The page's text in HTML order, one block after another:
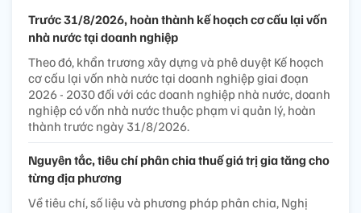
Trước 31/8/2026, hoàn thành kế hoạch cơ cấu lại vốn
nhà nước tại doanh nghiệp
Theo đó, khẩn trương xây dựng và phê duyệt Kế hoạch
cơ cấu lại vốn nhà nước tại doanh nghiệp giai đoạn
2026 - 2030 đối với các doanh nghiệp nhà nước, doanh
nghiệp có vốn nhà nước thuộc phạm vi quản lý, hoàn
thành trước ngày 31/8/2026.
Nguyên tắc, tiêu chí phân chia thuế giá trị gia tăng cho
từng địa phương
Về tiêu chí, số liệu và phương pháp phân chia, Nghị